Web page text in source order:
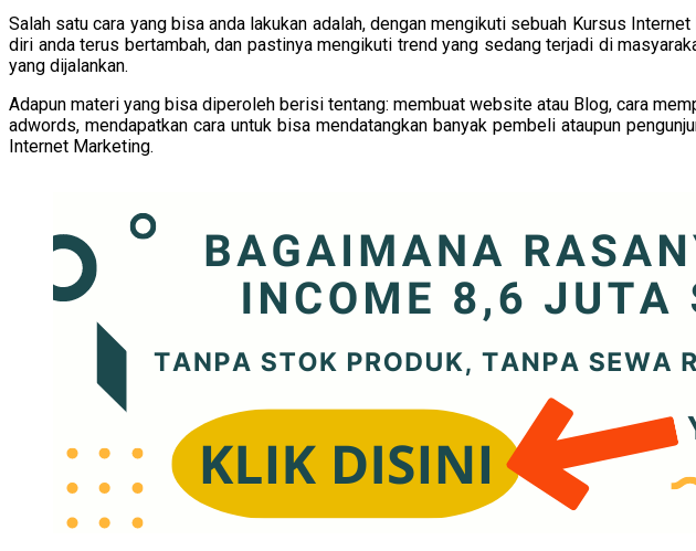
Salah satu cara yang bisa anda lakukan adalah, dengan mengikuti sebuah Kursus
diri anda terus bertambah, dan pastinya mengikuti trend yang sedang terjadi di
yang dijalankan.
Adapun materi yang bisa diperoleh berisi tentang: membuat website atau Blog, cara
adwords, mendapatkan cara untuk bisa mendatangkan banyak pembeli ataupun
Internet Marketing.